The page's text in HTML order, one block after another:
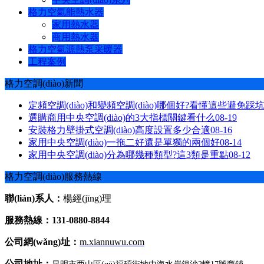
格力空氣能熱水器
家用熱水器
商用熱水器
格力空氣源熱泵采暖器
工程案例
格力空調(diào)新聞
定頻空調(diào)和變頻空調(diào)哪個好?看懂這些避免踩坑
選購商用中央空調(diào)的3大指標關鍵看什么08-19
安裝格力壁掛式空調(diào)高度設置多少合適08-16
家用中央空調(diào)一拖二好還是單獨的兩個好08-14
家用中央空調(diào)分為哪幾種類型?這3類是重點08-12
格力空調(diào)服務熱線
聯(lián)系人： 楊經(jīng)理
服務熱線：131-0880-8844
公司網(wǎng)址： m.xiannuwu.com